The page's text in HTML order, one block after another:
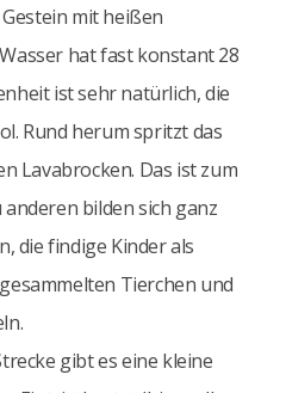
mit heißen
hat fast konstant 28
ist sehr natürlich, die
Rund herum spritzt das
Lavabrocken. Das ist zum
bilden sich ganz
die findige Kinder als
Tierchen und
gibt es eine kleine